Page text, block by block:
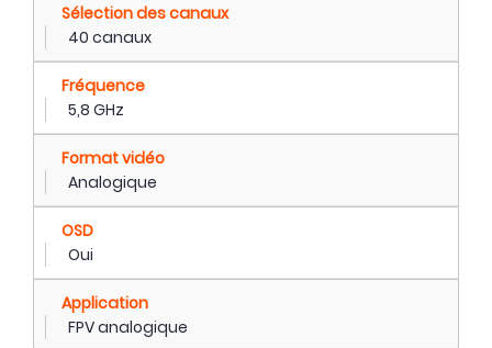
Sélection des canaux
40 canaux
Fréquence
5,8 GHz
Format vidéo
Analogique
OSD
Oui
Application
FPV analogique